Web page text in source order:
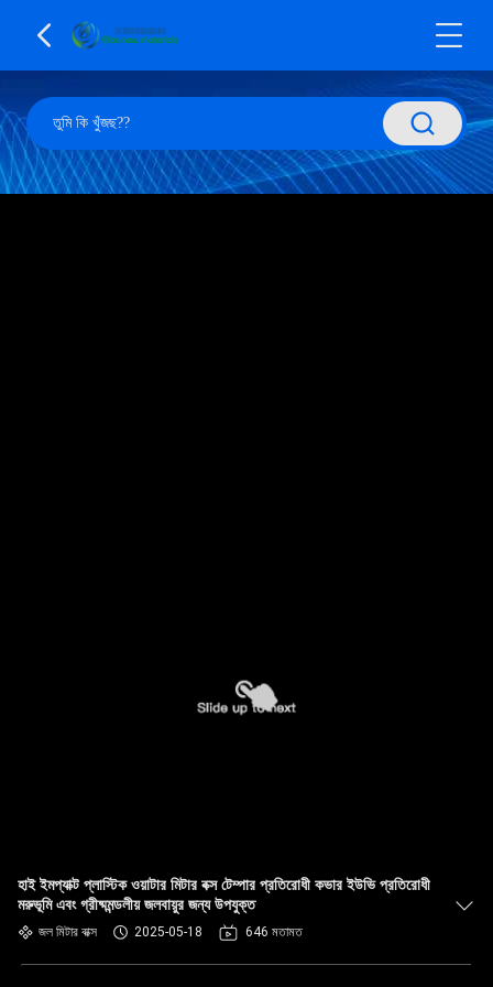
হাই ইমপ্যাক্ট প্লাস্টিক ওয়াটার মিটার বক্স টেম্পার প্রতিরোধী কভার ইউভি প্রতিরোধী
মরুভূমি এবং গ্রীষ্মমন্ডলীয় জলবায়ুর জন্য উপযুক্ত
জল মিটার বাক্স 2025-05-18 646 মতামত